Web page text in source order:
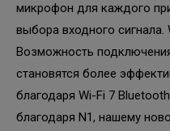
микрофон для каждого
выбора входного сигнала.
Возможность
становятся более
благодаря Wi-Fi 7
благодаря N1, нашему